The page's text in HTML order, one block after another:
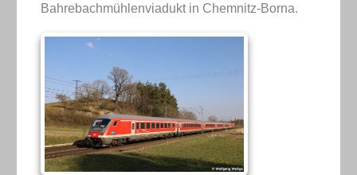
Bahrebachmühlenviadukt in Chemnitz-Borna.